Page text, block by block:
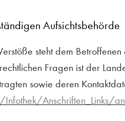
Aufsichtsbehörde
steht dem
Fragen ist der
sowie deren
Anschriften_Links/